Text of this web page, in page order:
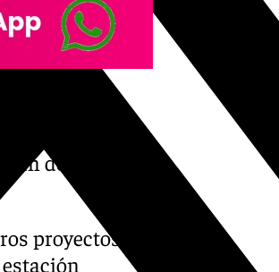
del
de este
detallado
proyectos